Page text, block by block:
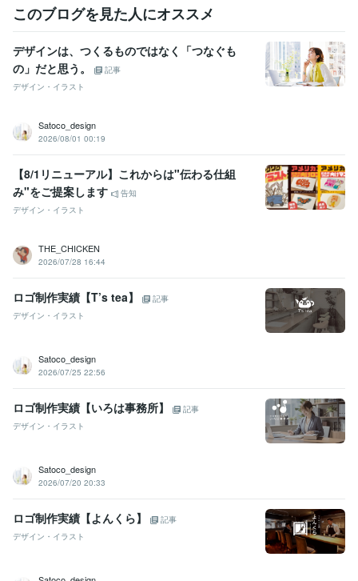
このブログを見た人にオススメ
デザインは、つくるものではなく「つなぐも
の」だと思う。
記事
デザイン・イラスト
Satoco_design
2026/08/01 00:19
【8/1リニューアル】これからは"伝わる仕組
み"をご提案します
告知
デザイン・イラスト
THE_CHICKEN
2026/07/28 16:44
ロゴ制作実績【T’s tea】
記事
デザイン・イラスト
Satoco_design
2026/07/25 22:56
ロゴ制作実績【いろは事務所】
記事
デザイン・イラスト
Satoco_design
2026/07/20 20:33
ロゴ制作実績【よんくら】
記事
デザイン・イラスト